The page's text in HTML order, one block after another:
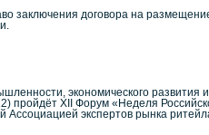
заключения договора на
экономического развития и
пройдёт XII Форум «Неделя
экспертов рынка